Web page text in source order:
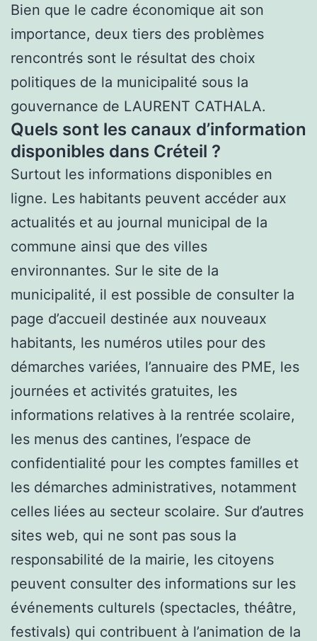
Bien que le cadre économique ait son
importance, deux tiers des problèmes
rencontrés sont le résultat des choix
politiques de la municipalité sous la
gouvernance de LAURENT CATHALA.
Quels sont les canaux d’information
disponibles dans Créteil ?
Surtout les informations disponibles en
ligne. Les habitants peuvent accéder aux
actualités et au journal municipal de la
commune ainsi que des villes
environnantes. Sur le site de la
municipalité, il est possible de consulter la
page d’accueil destinée aux nouveaux
habitants, les numéros utiles pour des
démarches variées, l’annuaire des PME, les
journées et activités gratuites, les
informations relatives à la rentrée scolaire,
les menus des cantines, l’espace de
confidentialité pour les comptes familles et
les démarches administratives, notamment
celles liées au secteur scolaire. Sur d’autres
sites web, qui ne sont pas sous la
responsabilité de la mairie, les citoyens
peuvent consulter des informations sur les
événements culturels (spectacles, théâtre,
festivals) qui contribuent à l’animation de la